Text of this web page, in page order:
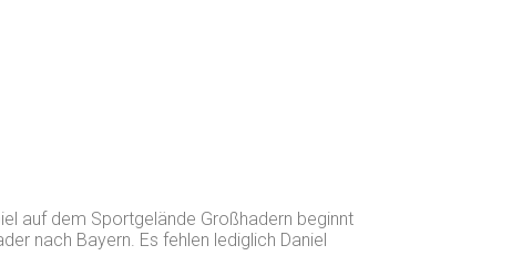
auf dem Sportgelände Großhadern beginnt
nach Bayern. Es fehlen lediglich Daniel